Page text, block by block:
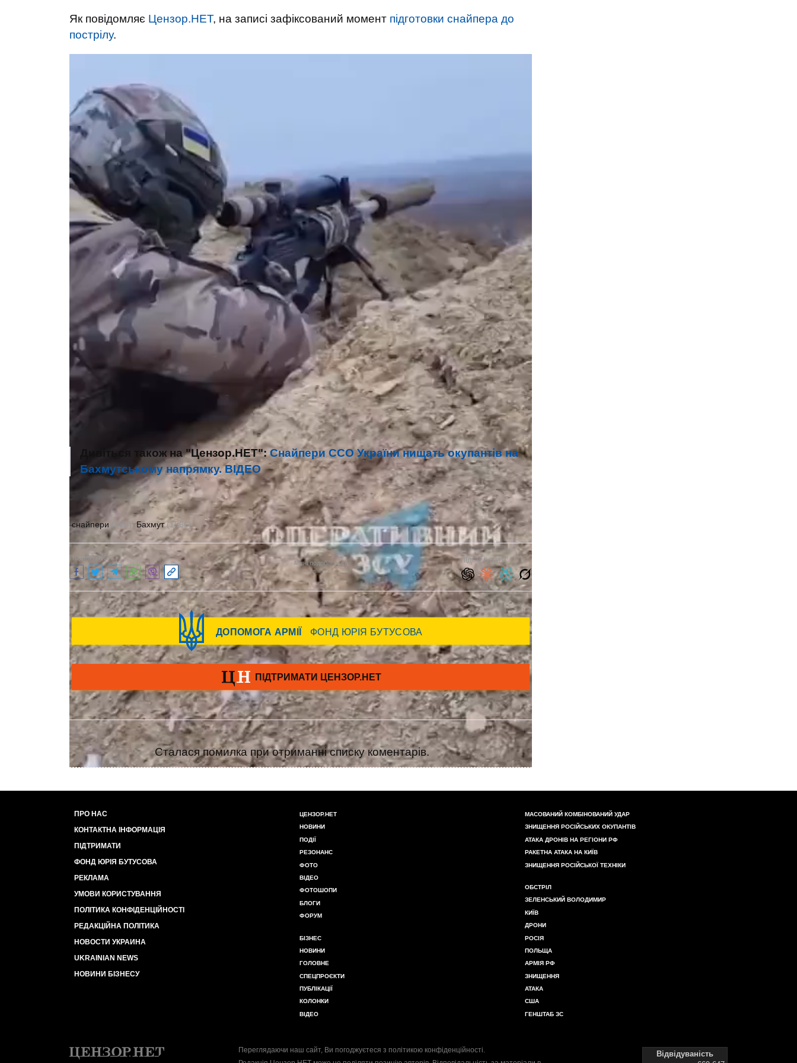
Як повідомляє Цензор.НЕТ, на записі зафіксований момент підготовки снайпера до
пострілу.
Дивіться також на "Цензор.НЕТ":Снайпери ССО України нищать окупантів на
Бахмутському напрямку. ВIДЕО
Автор: Сергій Яковенко
снайпери Бахмут(1566)
ПОДІЛИТИСЯ:
Мені подобається ПІДСУМУВАТИ:
Сталася помилка при отриманні списку коментарів.
ПРО НАС
КОНТАКТНА ІНФОРМАЦІЯ
ПІДТРИМАТИ
ФОНД ЮРІЯ БУТУСОВА
РЕКЛАМА
УМОВИ КОРИСТУВАННЯ
ПОЛІТИКА КОНФІДЕНЦІЙНОСТІ
РЕДАКЦІЙНА ПОЛІТИКА
НОВОСТИ УКРАИНА
UKRAINIAN NEWS
НОВИНИ БІЗНЕСУ
ЦЕНЗОР.НЕТ
НОВИНИ
ПОДІЇ
РЕЗОНАНС
ФОТО
ВІДЕО
ФОТОШОПИ
БЛОГИ
ФОРУМ
БІЗНЕС
НОВИНИ
ГОЛОВНЕ
СПЕЦПРОЄКТИ
ПУБЛІКАЦІЇ
КОЛОНКИ
ВІДЕО
МАСОВАНИЙ КОМБІНОВАНИЙ УДАР
ЗНИЩЕННЯ РОСІЙСЬКИХ ОКУПАНТІВ
АТАКА ДРОНІВ НА РЕГІОНИ РФ
РАКЕТНА АТАКА НА КИЇВ
ЗНИЩЕННЯ РОСІЙСЬКОЇ ТЕХНІКИ
ОБСТРІЛ
ЗЕЛЕНСЬКИЙ ВОЛОДИМИР
КИЇВ
ДРОНИ
РОСІЯ
ПОЛЬЩА
АРМІЯ РФ
ЗНИЩЕННЯ
АТАКА
США
ГЕНШТАБ ЗС
Переглядаючи наш сайт, Ви погоджуєтеся з політикою конфіденційності.
Відвідуваність